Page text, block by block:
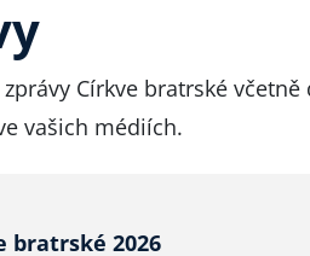
Církve bratrské
vašich médiích.
Výroční konference Církve bratrské 2026